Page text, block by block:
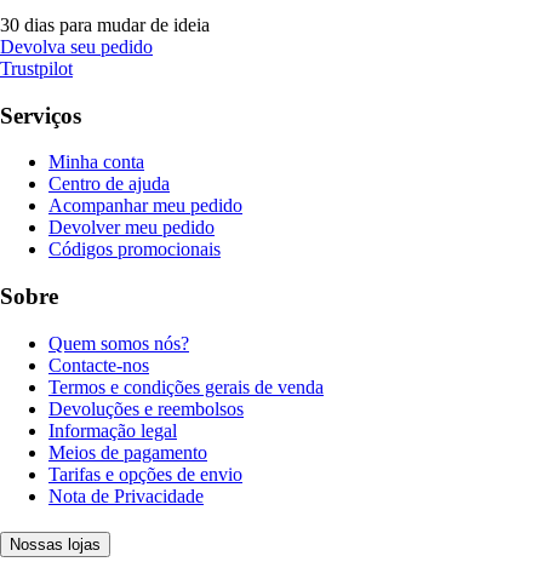
30 dias para mudar de ideia
Devolva seu pedido
Trustpilot
Serviços
Minha conta
Centro de ajuda
Acompanhar meu pedido
Devolver meu pedido
Códigos promocionais
Sobre
Quem somos nós?
Contacte-nos
Termos e condições gerais de venda
Devoluções e reembolsos
Informação legal
Meios de pagamento
Tarifas e opções de envio
Nota de Privacidade
Nossas lojas